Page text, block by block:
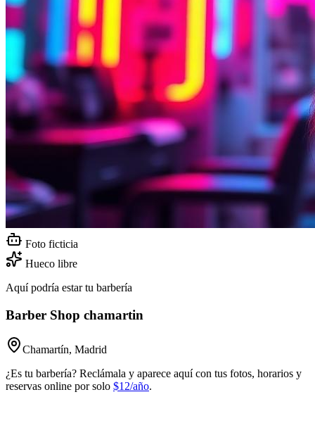
Foto ficticia
Hueco libre
Aquí podría estar tu barbería
Barber Shop chamartin
Chamartín, Madrid
¿Es tu barbería? Reclámala y aparece aquí con tus fotos, horarios y
reservas online por solo $12/año.